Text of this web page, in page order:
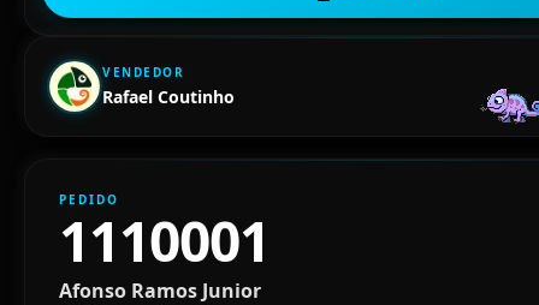
VENDEDOR
Rafael Coutinho
PEDIDO
1110001
Afonso Ramos Junior